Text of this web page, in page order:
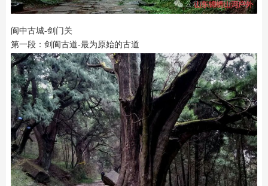
阆中古城-剑门关
第一段：剑阆古道-最为原始的古道